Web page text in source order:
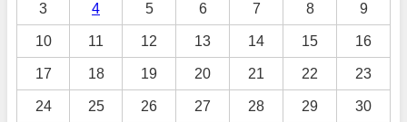
3 4 5 6 7 8 9
10 11 12 13 14 15 16
17 18 19 20 21 22 23
24 25 26 27 28 29 30